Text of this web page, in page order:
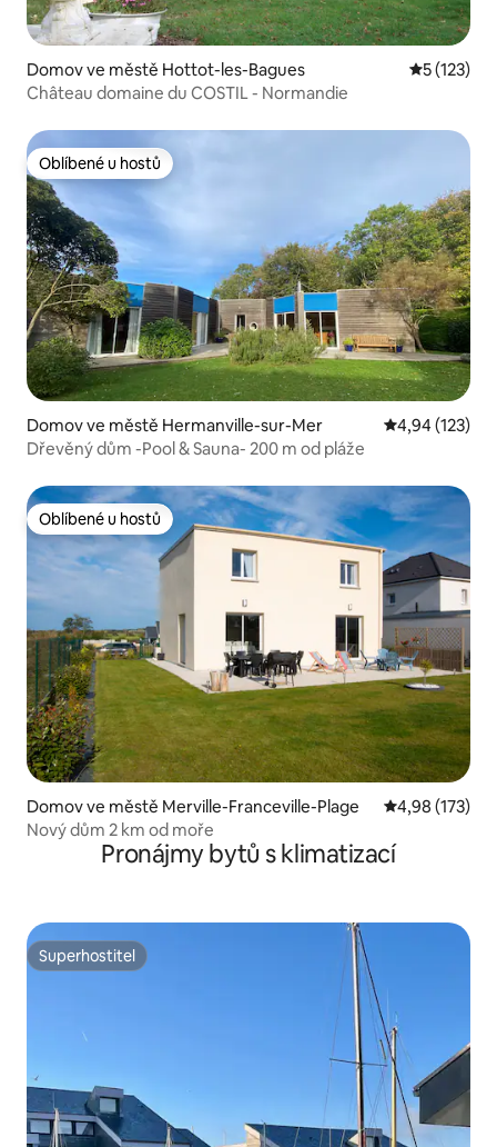
Domov ve městě Hottot-les-Bagues Průměrné
5 (123)
Château domaine du COSTIL - Normandie
Oblíbené u hostů
Oblíbené u hostů
Domov ve městě Hermanville-sur-Mer Průměrné
4,94 (123)
Dřevěný dům -Pool & Sauna- 200 m od pláže
Oblíbené u hostů
Oblíbené u hostů
Domov ve městě Merville-Franceville-Plage Průměrné
4,98 (173)
Nový dům 2 km od moře
Pronájmy bytů s klimatizací
Superhostitel
Superhostitel